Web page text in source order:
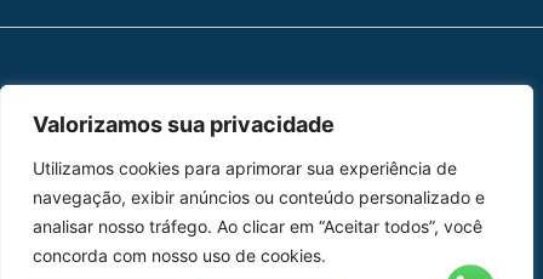
Valorizamos sua privacidade
Utilizamos cookies para aprimorar sua experiência de
navegação, exibir anúncios ou conteúdo personalizado e
analisar nosso tráfego. Ao clicar em “Aceitar todos”, você
concorda com nosso uso de cookies.
Peças
Catálogo de Aplicações